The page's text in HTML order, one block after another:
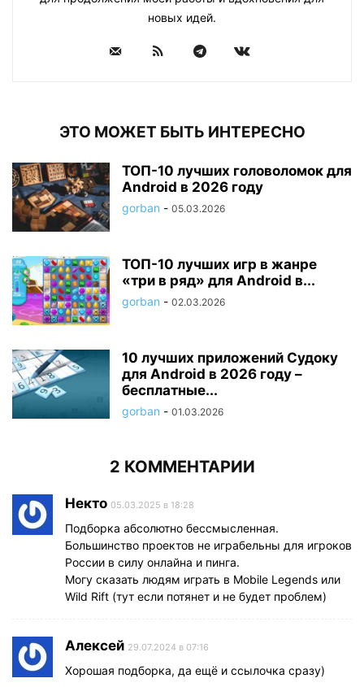
новых идей.
ЭТО МОЖЕТ БЫТЬ ИНТЕРЕСНО
ТОП-10 лучших головоломок для
Android в 2026 году
gorban - 05.03.2026
ТОП-10 лучших игр в жанре
«три в ряд» для Android в...
gorban - 02.03.2026
10 лучших приложений Судоку
для Android в 2026 году –
бесплатные...
gorban - 01.03.2026
2 КОММЕНТАРИИ
Некто 05.03.2025 в 18:28
Подборка абсолютно бессмысленная.
Большинство проектов не играбельны для игроков
России в силу онлайна и пинга.
Могу сказать людям играть в Mobile Legends или
Wild Rift (тут если потянет и не будет проблем)
Алексей 29.07.2024 в 07:16
Хорошая подборка, да ещё и ссылочка сразу)